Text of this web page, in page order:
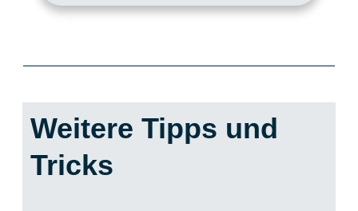
Weitere Tipps und
Tricks